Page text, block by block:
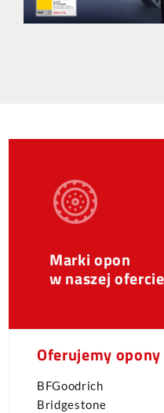
Marki opon
w naszej ofercie
Oferujemy opony
BFGoodrich
Bridgestone